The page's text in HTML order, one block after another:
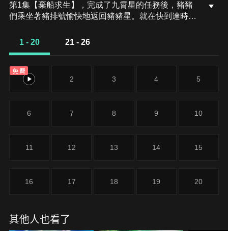
第1集【棄船求生】，完成了九霄星的任務後，豬豬
們乘坐著豬排號愉快地返回豬豬星。就在快到達時，
繼續完成一些指標來證明自己，就有機會加入宇宙英
機靈機器人阻止他們繼續前進。此時豬豬們的五靈飛
甲正在升級，突發事件讓他們措手不及。最後豬排號
1 - 20 21 - 26
免費
1 2 3 4 5
6 7 8 9 10
11 12 13 14 15
16 17 18 19 20
其他人也看了